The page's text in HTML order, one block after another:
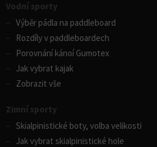
Vodní sporty
Výběr pádla na paddleboard
Rozdíly v paddleboardech
Porovnání kánoí Gumotex
Jak vybrat kajak
Zobrazit vše
Zimní sporty
Skialpinistické boty, volba velikosti
Jak vybrat skialpinistické hole